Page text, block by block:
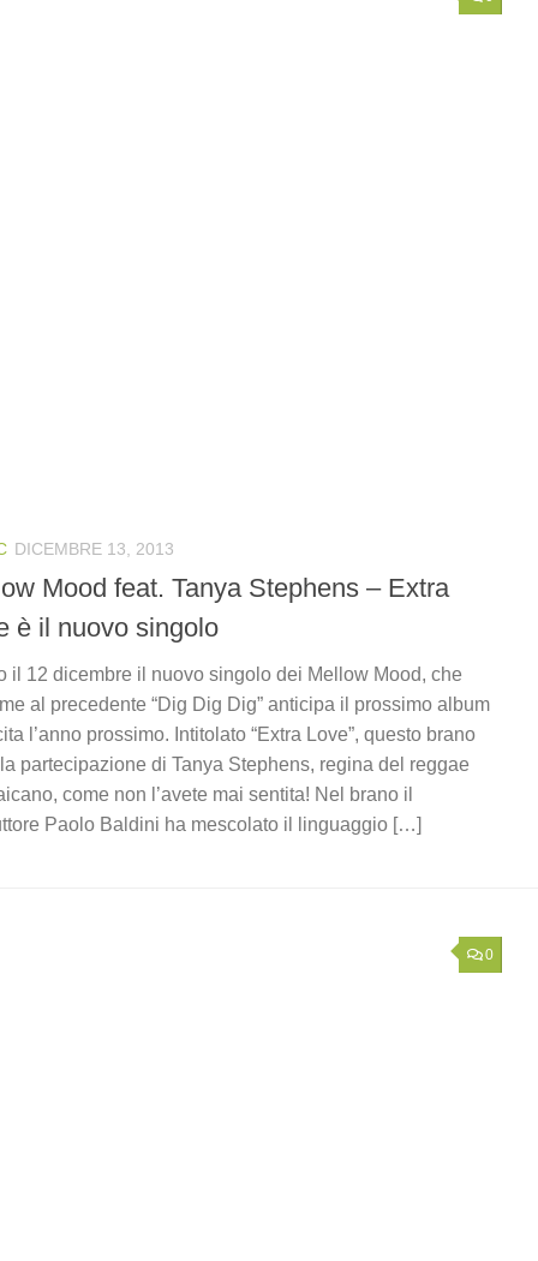
DICEMBRE 13, 2013
Mood feat. Tanya Stephens – Extra
è il nuovo singolo
il 12 dicembre il nuovo singolo dei Mellow Mood, che
al precedente “Dig Dig Dig” anticipa il prossimo album
l’anno prossimo. Intitolato “Extra Love”, questo brano
partecipazione di Tanya Stephens, regina del reggae
come non l’avete mai sentita! Nel brano il
Paolo Baldini ha mescolato il linguaggio […]
0